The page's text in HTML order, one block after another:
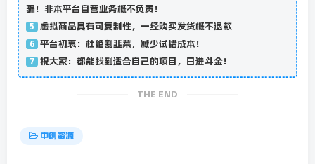
骗！非本平台自营业务概不负责！
5 虚拟商品具有可复制性，一经购买发货概不退款
6 平台初衷：杜绝割韭菜，减少试错成本！
7 祝大家：都能找到适合自己的项目，日进斗金！
THE END
中创资源